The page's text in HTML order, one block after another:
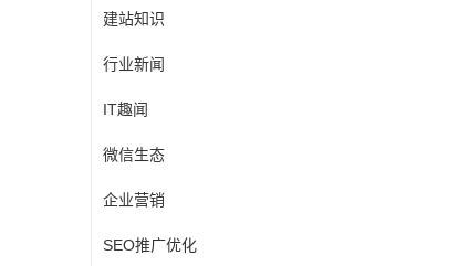
建站知识
行业新闻
IT趣闻
微信生态
企业营销
SEO推广优化